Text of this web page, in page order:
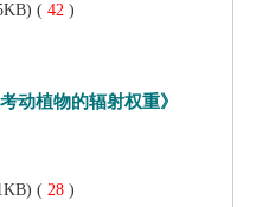
42 )
28 )